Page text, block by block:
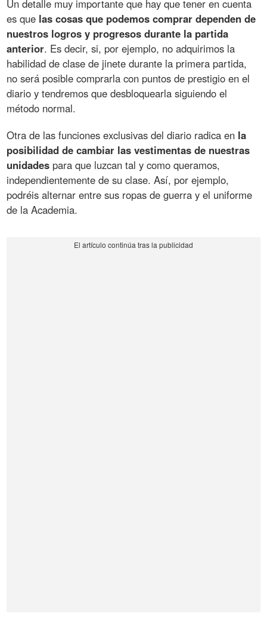
Un detalle muy importante que hay que tener en cuenta
es que las cosas que podemos comprar dependen de
nuestros logros y progresos durante la partida
anterior. Es decir, si, por ejemplo, no adquirimos la
habilidad de clase de jinete durante la primera partida,
no será posible comprarla con puntos de prestigio en el
diario y tendremos que desbloquearla siguiendo el
método normal.
Otra de las funciones exclusivas del diario radica en la
posibilidad de cambiar las vestimentas de nuestras
unidades para que luzcan tal y como queramos,
independientemente de su clase. Así, por ejemplo,
podréis alternar entre sus ropas de guerra y el uniforme
de la Academia.